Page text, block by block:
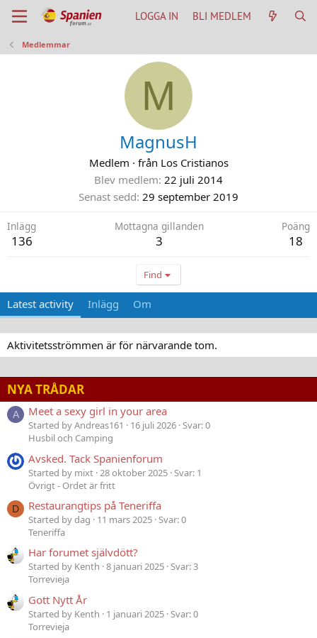
LOGGA IN BLI MEDLEM
Medlemmar
M
MagnusH
Medlem · från Los Cristianos
Blev medlem 22 juli 2014
Senast sedd 29 september 2019
Inlägg
136
Mottagna gillanden
3
Poäng
18
Find
Latest activity Inlägg Om
Aktivitetsströmmen är för närvarande tom.
NYA TRÅDAR
A Meet a sexy girl in your area
Started by Andreas161 16 juli 2026 Svar: 0
Husbil och Camping
Avsked. Tack Spanienforum
Started by mixt 28 oktober 2025 Svar: 1
Övrigt - Ordet är fritt
D Restaurangtips på Teneriffa
Started by dag 11 mars 2025 Svar: 0
Teneriffa
Har forumet självdött?
Started by Kenth 8 januari 2025 Svar: 3
Torrevieja
Gott Nytt År
Started by Kenth 1 januari 2025 Svar: 0
Torrevieja